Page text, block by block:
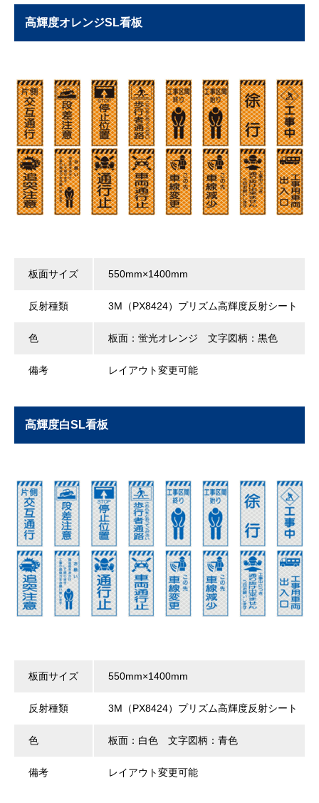
高輝度オレンジSL看板
板面サイズ 550mm×1400mm
反射種類 3M（PX8424）プリズム高輝度反射シート
色 板面：蛍光オレンジ 文字図柄：黒色
備考 レイアウト変更可能
高輝度白SL看板
板面サイズ 550mm×1400mm
反射種類 3M（PX8424）プリズム高輝度反射シート
色 板面：白色 文字図柄：青色
備考 レイアウト変更可能